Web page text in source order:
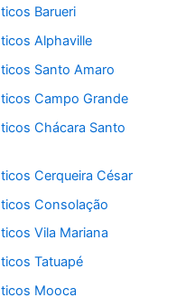
Barueri
Alphaville
Santo Amaro
Campo Grande
Chácara Santo
Cerqueira César
Consolação
Vila Mariana
Tatuapé
Mooca